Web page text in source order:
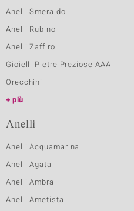
Anelli Smeraldo
Anelli Rubino
Anelli Zaffiro
Gioielli Pietre Preziose AAA
Orecchini
più
Anelli
Anelli Acquamarina
Anelli Agata
Anelli Ambra
Anelli Ametista